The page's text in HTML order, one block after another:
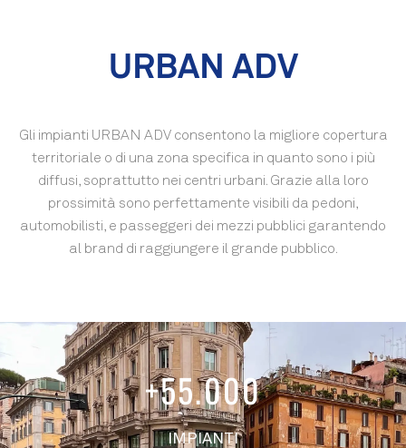
URBAN ADV
Gli impianti URBAN ADV consentono la migliore copertura
territoriale o di una zona specifica in quanto sono i più
diffusi, soprattutto nei centri urbani. Grazie alla loro
prossimità sono perfettamente visibili da pedoni,
automobilisti, e passeggeri dei mezzi pubblici garantendo
al brand di raggiungere il grande pubblico.
IMPIANTI
+55.000